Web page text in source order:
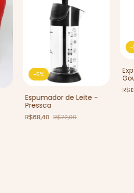
-5%
Espumador de Leite -
Pressca
R$68,40 R$72,00
-